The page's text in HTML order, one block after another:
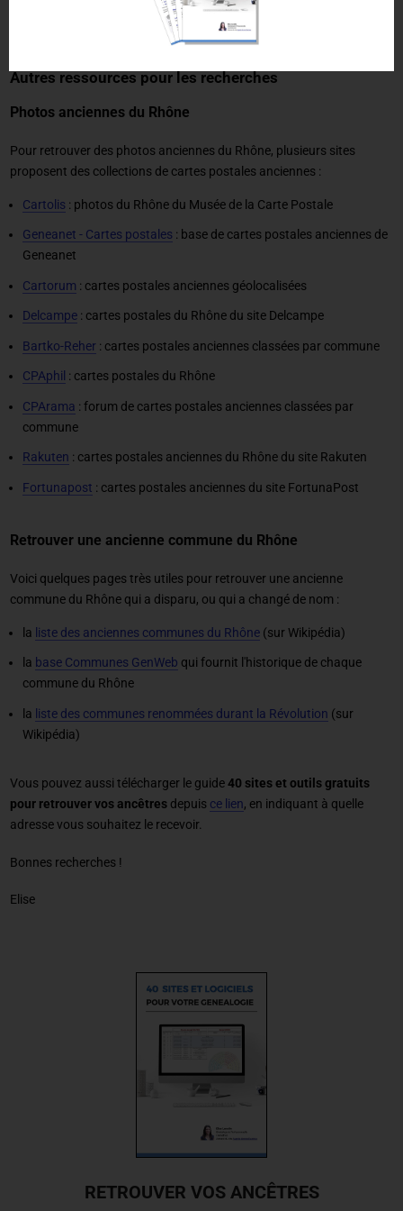
forum de généalogie du Rhône (sur Geneanet)
Autres ressources pour les recherches
Photos anciennes du Rhône
Pour retrouver des photos anciennes du Rhône, plusieurs sites
proposent des collections de cartes postales anciennes :
Cartolis : photos du Rhône du Musée de la Carte Postale
Geneanet - Cartes postales : base de cartes postales anciennes de
Geneanet
Cartorum : cartes postales anciennes géolocalisées
Delcampe: cartes postales du Rhône du site Delcampe
Bartko-Reher : cartes postales anciennes classées par commune
CPAphil : cartes postales du Rhône
CPArama : forum de cartes postales anciennes classées par
commune
Rakuten : cartes postales anciennes du Rhône du site Rakuten
Fortunapost : cartes postales anciennes du site FortunaPost
Retrouver une ancienne commune du Rhône
Voici quelques pages très utiles pour retrouver une ancienne
commune du Rhône qui a disparu, ou qui a changé de nom :
la liste des anciennes communes du Rhône(sur Wikipédia)
la base Communes GenWeb qui fournit l'historique de chaque
commune du Rhône
la liste des communes renommées durant la Révolution (sur
Wikipédia)
Vous pouvez aussi télécharger le guide40 sites et outils gratuits
pour retrouver vos ancêtresdepuis ce lien, en indiquant à quelle
adresse vous souhaitez le recevoir.
Bonnes recherches !
Elise
RETROUVER VOS ANCÊTRES